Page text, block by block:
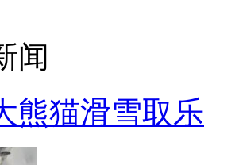
闻
熊猫滑雪取乐